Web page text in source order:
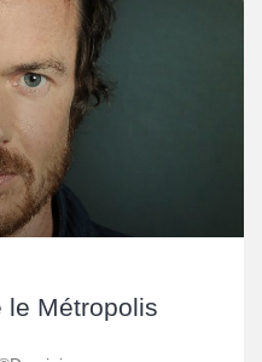
le Métropolis